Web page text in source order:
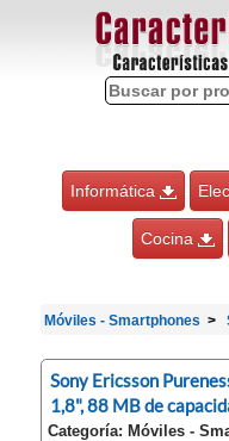
Informática
Cocina
Móviles - Smartphones
Sony Ericsson
1,8", 88 MB de
Categoría: Móviles -